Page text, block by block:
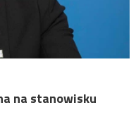
na stanowisku